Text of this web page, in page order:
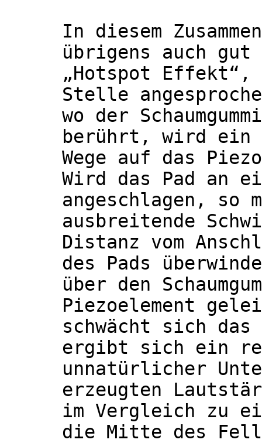
In diesem
übrigens auch
„Hotspot
Stelle
wo der
berührt, wird ein
Wege auf das
Wird das Pad an
angeschlagen, so
ausbreitende
Distanz vom
des Pads
über den
Piezoelement
schwächt sich
ergibt sich ein
unnatürlicher
erzeugten
im Vergleich zu
die Mitte des